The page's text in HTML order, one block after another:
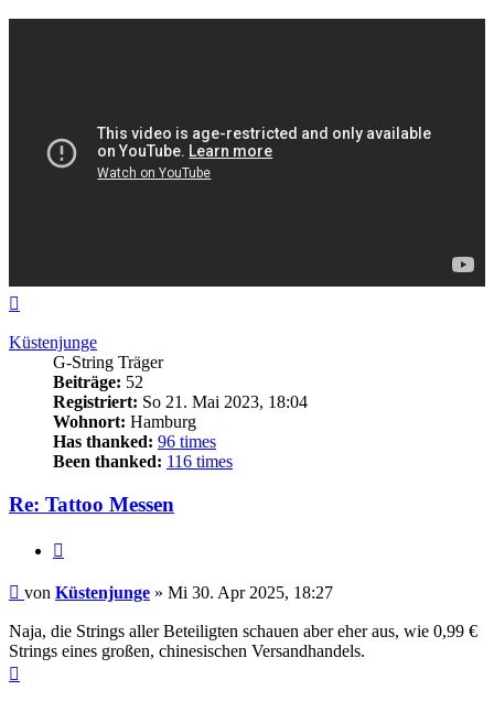
Küstenjunge
G-String Träger
Beiträge: 52
Registriert: So 21. Mai 2023, 18:04
Wohnort: Hamburg
Has thanked: 96 times
Been thanked: 116 times
Re: Tattoo Messen
Beitrag
von Küstenjunge » Mi 30. Apr 2025, 18:27
Naja, die Strings aller Beteiligten schauen aber eher aus, wie 0,99 €
Strings eines großen, chinesischen Versandhandels.